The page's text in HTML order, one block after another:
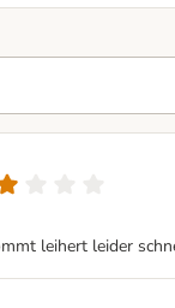
leihert leider